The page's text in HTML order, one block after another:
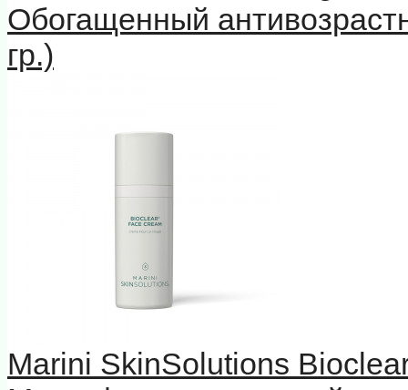
Обогащенный
гр.)
Marini SkinSolutions